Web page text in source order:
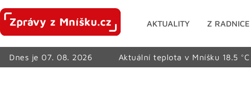
AKTUALITY Z RADNICE
Dnes je 07. 08. 2026 Aktuální teplota v Mníšku 18.5 °C